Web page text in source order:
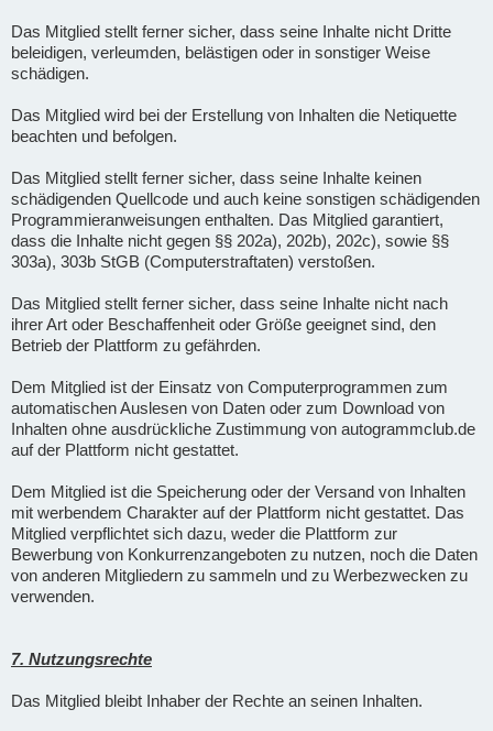
Das Mitglied stellt ferner sicher, dass seine Inhalte nicht Dritte
beleidigen, verleumden, belästigen oder in sonstiger Weise
schädigen.
Das Mitglied wird bei der Erstellung von Inhalten die Netiquette
beachten und befolgen.
Das Mitglied stellt ferner sicher, dass seine Inhalte keinen
schädigenden Quellcode und auch keine sonstigen schädigenden
Programmieranweisungen enthalten. Das Mitglied garantiert,
dass die Inhalte nicht gegen §§ 202a), 202b), 202c), sowie §§
303a), 303b StGB (Computerstraftaten) verstoßen.
Das Mitglied stellt ferner sicher, dass seine Inhalte nicht nach
ihrer Art oder Beschaffenheit oder Größe geeignet sind, den
Betrieb der Plattform zu gefährden.
Dem Mitglied ist der Einsatz von Computerprogrammen zum
automatischen Auslesen von Daten oder zum Download von
Inhalten ohne ausdrückliche Zustimmung von autogrammclub.de
auf der Plattform nicht gestattet.
Dem Mitglied ist die Speicherung oder der Versand von Inhalten
mit werbendem Charakter auf der Plattform nicht gestattet. Das
Mitglied verpflichtet sich dazu, weder die Plattform zur
Bewerbung von Konkurrenzangeboten zu nutzen, noch die Daten
von anderen Mitgliedern zu sammeln und zu Werbezwecken zu
verwenden.
7. Nutzungsrechte
Das Mitglied bleibt Inhaber der Rechte an seinen Inhalten.